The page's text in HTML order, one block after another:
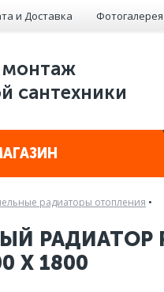
и Доставка Фотогалерея
сантехники
радиаторы отопления •
РАДИАТОР
X 1800